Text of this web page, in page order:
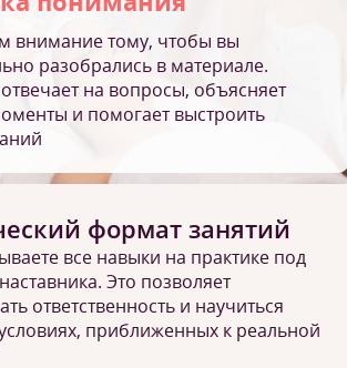
внимание тому, чтобы вы
разобрались в материале.
на вопросы, объясняет
и помогает выстроить
формат занятий
все навыки на практике под
Это позволяет
ответственность и научиться
приближенных к реальной